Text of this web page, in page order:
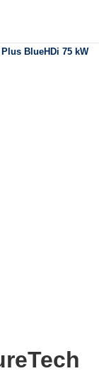
BlueHDi 75 kW